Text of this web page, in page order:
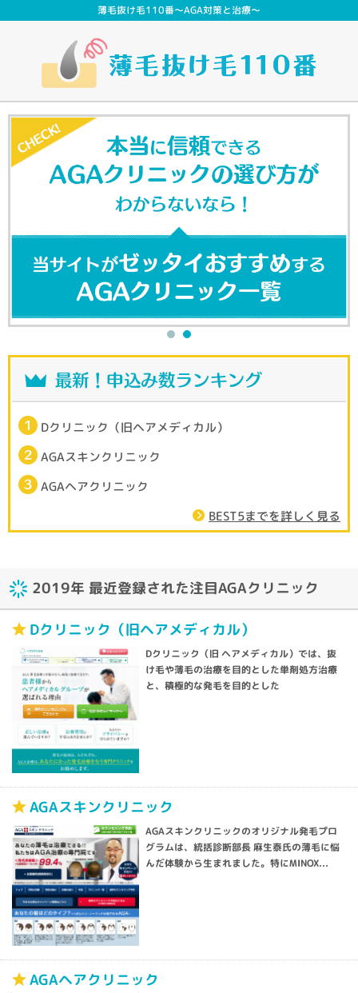
薄毛抜け毛110番～AGA対策と治療～
Dクリニック（旧ヘアメディカル）
AGAスキンクリニック
AGAヘアクリニック
BEST5までを詳しく見る
2019年 最近登録された注目AGAクリニック
Dクリニック（旧ヘアメディカル）
Dクリニック（旧 ヘアメディカル）では、抜
け毛や薄毛の治療を目的とした単剤処方治療
と、積極的な発毛を目的とした
AGAスキンクリニック
AGAスキンクリニックのオリジナル発毛プロ
グラムは、統括診断部長 麻生泰氏の薄毛に悩
んだ体験から生まれました。特にMINOX...
AGAヘアクリニック